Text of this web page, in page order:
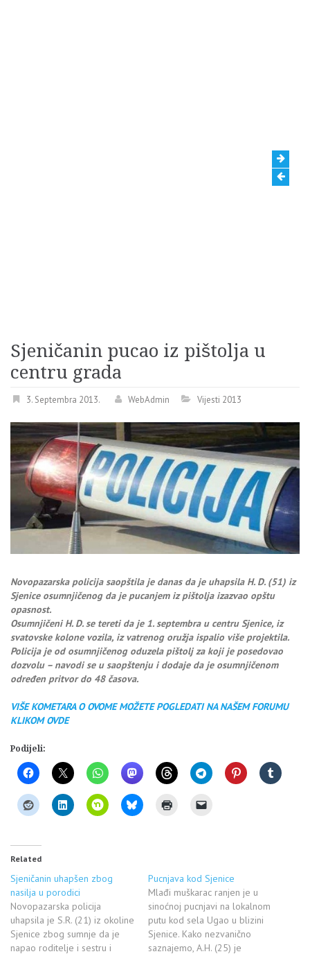
Sjeničanin pucao iz pištolja u
centru grada
3. Septembra 2013. WebAdmin Vijesti 2013
Novopazarska policija saopštila je danas da je uhapsila H. D. (51) iz
Sjenice osumnjičenog da je pucanjem iz pištolja izazvao opštu
opasnost.
Osumnjičeni H. D. se tereti da je 1. septembra u centru Sjenice, iz
svatovske kolone vozila, iz vatrenog oružja ispalio više projektila.
Policija je od osumnjičenog oduzela pištolj za koji je posedovao
dozvolu – navodi se u saopštenju i dodaje da je osumnjičenom
određen pritvor do 48 časova.
VIŠE KOMETARA O OVOME MOŽETE POGLEDATI NA NAŠEM FORUMU
KLIKOM OVDE
Podijeli:
Related
Sjeničanin uhapšen zbog
nasilja u porodici
Novopazarska policija
uhapsila je S.R. (21) iz okoline
Sjenice zbog sumnje da je
napao roditelje i sestru i
Pucnjava kod Sjenice
Mlađi muškarac ranjen je u
sinoćnoj pucnjavi na lokalnom
putu kod sela Ugao u blizini
Sjenice. Kako nezvanično
saznajemo, A.H. (25) je